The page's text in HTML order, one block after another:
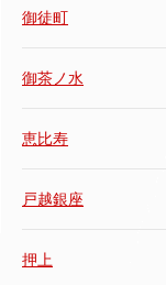
御徒町
御茶ノ水
恵比寿
戸越銀座
押上